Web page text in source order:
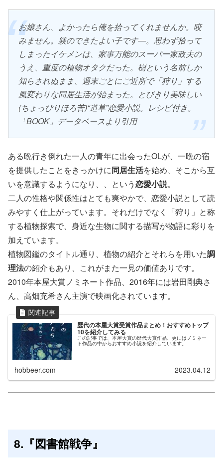
お嬢さん、よかったら俺を拾ってくれませんか。咬
みません。躾のできたよい子です―。思わず拾って
しまったイケメンは、家事万能のスーパー家政夫の
うえ、重度の植物オタクだった。樹という名前しか
知らされぬまま、週末ごとにご近所で「狩り」する
風変わりな同居生活が始まった。とびきり美味しい
(ちょっぴりほろ苦)“道草”恋愛小説。レシピ付き。
「BOOK」データベースより引用
ある晩行き倒れた一人の青年に出会ったOLが、一晩の宿
を提供したことをきっかけに同居生活を始め、そこから互
いを意識するようになり、、という恋愛小説。
二人の性格や関係性はとても爽やかで、恋愛小説として読
みやすく仕上がっています。それだけでなく「狩り」と称
する植物探索で、身近な生物に関する描写が物語に彩りを
加えています。
植物図鑑のタイトル通り、植物の紹介とそれらを用いた調
理法の紹介もあり、これがまた一見の価値ありです。
2010年本屋大賞ノミネート作品、2016年には岩田剛典さ
ん、高畑充希さん主演で映画化されています。
歴代の本屋大賞受賞作品まとめ！おすすめトップ
10を紹介してみる
この記事では、本屋大賞の歴代大賞作品、更にはノミネー
ト作品の中からおすすめ小説を紹介しています。
hobbeer.com 2023.04.12
8.『図書館戦争』